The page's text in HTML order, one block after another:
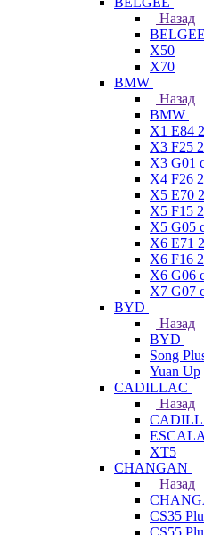
Назад
BELGEE
X50
X70
BMW
Назад
BMW
X1 E84
X3 F25
X3 G01
X4 F26
X5 E70
X5 F15
X5 G05
X6 E71
X6 F16
X6 G06
X7 G07
BYD
Назад
BYD
Song
Yuan Up
CADILLAC
Назад
XT5
CHANGAN
Назад
CS35
CS55